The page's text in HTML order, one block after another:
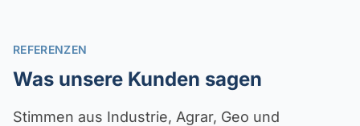
REFERENZEN
Was unsere Kunden sagen
Stimmen aus Industrie, Agrar, Geo und